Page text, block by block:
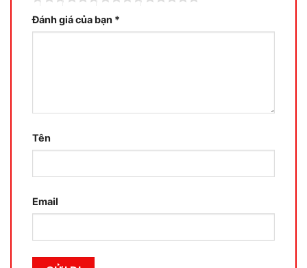
Đánh giá của bạn *
Tên
Email